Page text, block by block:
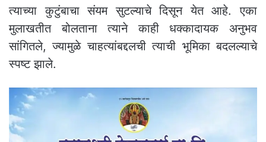
त्याच्या कुटुंबाचा संयम सुटल्याचे दिसून येत आहे. एका
मुलाखतीत बोलताना त्याने काही धक्कादायक अनुभव
सांगितले, ज्यामुळे चाहत्यांबद्दलची त्याची भूमिका बदलल्याचे
स्पष्ट झाले.